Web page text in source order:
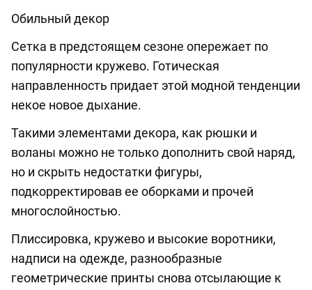
Обильный декор
Сетка в предстоящем сезоне опережает по
популярности кружево. Готическая
направленность придает этой модной тенденции
некое новое дыхание.
Такими элементами декора, как рюшки и
воланы можно не только дополнить свой наряд,
но и скрыть недостатки фигуры,
подкорректировав ее оборками и прочей
многослойностью.
Плиссировка, кружево и высокие воротники,
надписи на одежде, разнообразные
геометрические принты снова отсылающие к